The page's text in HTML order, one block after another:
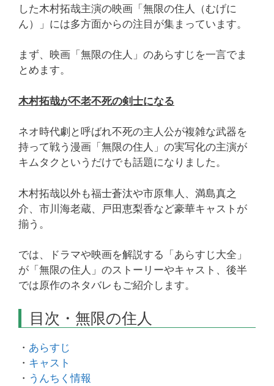
した木村拓哉主演の映画「無限の住人（むげに
ん）」には多方面からの注目が集まっています。
まず、映画「無限の住人」のあらすじを一言でま
とめます。
木村拓哉が不老不死の剣士になる
ネオ時代劇と呼ばれ不死の主人公が複雑な武器を
持って戦う漫画「無限の住人」の実写化の主演が
キムタクというだけでも話題になりました。
木村拓哉以外も福士蒼汰や市原隼人、満島真之
介、市川海老蔵、戸田恵梨香など豪華キャストが
揃う。
では、ドラマや映画を解説する「あらすじ大全」
が「無限の住人」のストーリーやキャスト、後半
では原作のネタバレもご紹介します。
目次・無限の住人
・ あらすじ
・ キャスト
・ うんちく情報